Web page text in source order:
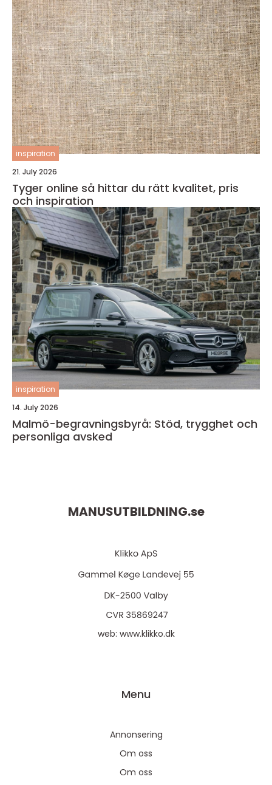
inspiration
21. July 2026
Tyger online så hittar du rätt kvalitet, pris
och inspiration
inspiration
14. July 2026
Malmö-begravningsbyrå: Stöd, trygghet och
personliga avsked
MANUSUTBILDNING.se
web: www.klikko.dk
Menu
Annonsering
Om oss
Om oss